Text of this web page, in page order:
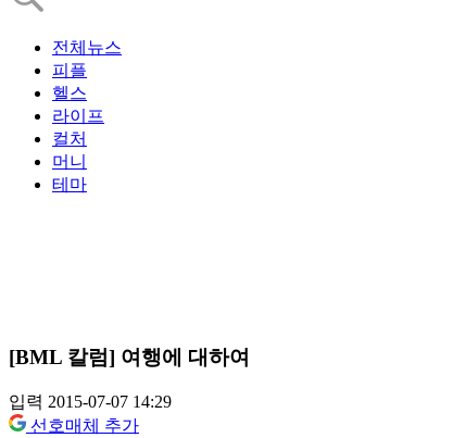
전체뉴스
피플
헬스
라이프
컬처
머니
테마
[BML 칼럼] 여행에 대하여
입력 2015-07-07 14:29
선호매체 추가